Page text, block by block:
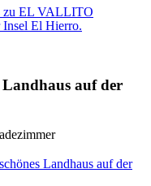
zu EL VALLITO
Insel El Hierro.
auf der
Landhaus auf der